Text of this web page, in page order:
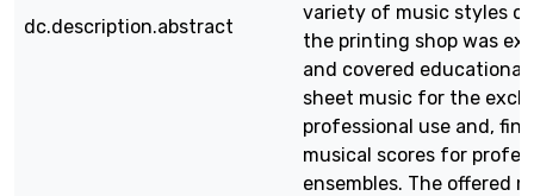
dc.description.abstract
variety of music styles
the printing shop was
and covered educational
sheet music for the
professional use and,
musical scores for
ensembles. The offered